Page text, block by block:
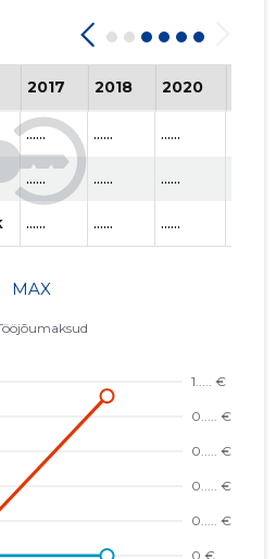
2017 2018 2020
...... ...... ......
...... ...... ......
...... ...... ......
MAX